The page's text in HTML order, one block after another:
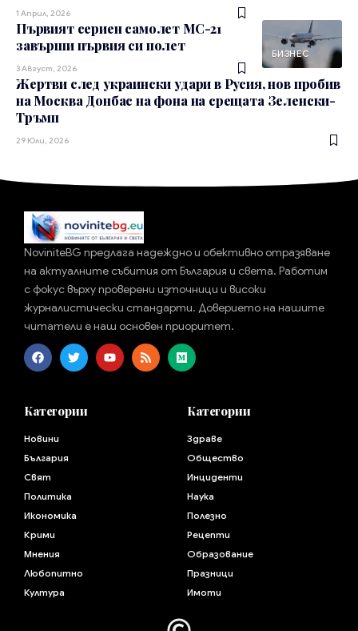
1 Април, 2026
БИЗНЕС
Първият сериен самолет МС-21
завърши първия си полет
3 Август, 2026
Жертви след украински удари в Русия, нов пробив
на Москва Донбас на фона на срещата Зеленски-
Тръмп
29 Юли, 2026
NoviniteBG предлага надеждно и обективно отразяване
на актуалните събития от България и света. Работим
с фокус върху проверени източници и високи
журналистически стандарти. Доверието на нашите
читатели е наш основен приоритет.
Категории
Новини
България
Свят
Политика
Икономика
Крими
Мнения
Любопитно
Култура
Категории
Здраве
Общество
Инциденти
Наука
Полезно
Рецепти
Образование
Празници
Имоти